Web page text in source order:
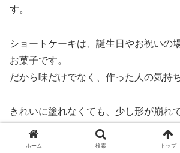
す。
ショートケーキは、誕生日やお祝いの
お菓子です。
だから味だけでなく、作った人の気持
きれいに塗れなくても、少し形が崩れ
ートケーキにはお店とは違う良さがあ
ホーム 検索 トップ